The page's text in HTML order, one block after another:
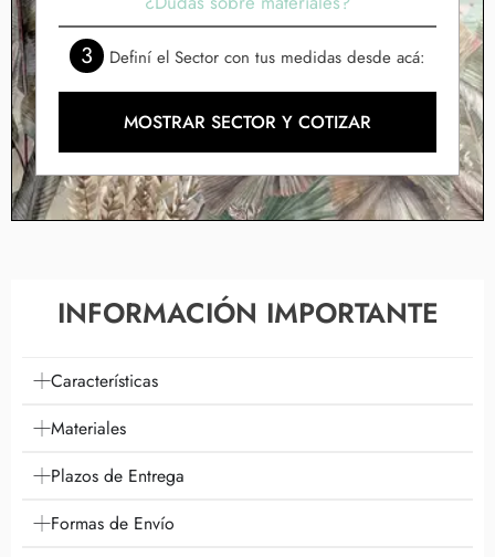
3 Definí el Sector con tus medidas desde acá:
MOSTRAR SECTOR Y COTIZAR
INFORMACIÓN IMPORTANTE
Características
Materiales
Plazos de Entrega
Formas de Envío